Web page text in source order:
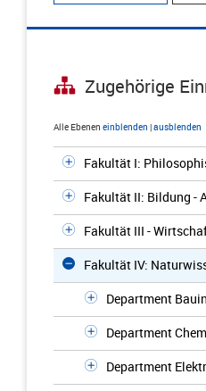
Zugehörige
Alle Ebenen einblenden |ausblenden
Fakultät I:
Fakultät II: Bildung -
Fakultät III -
Fakultät IV:
Department
Department
Department